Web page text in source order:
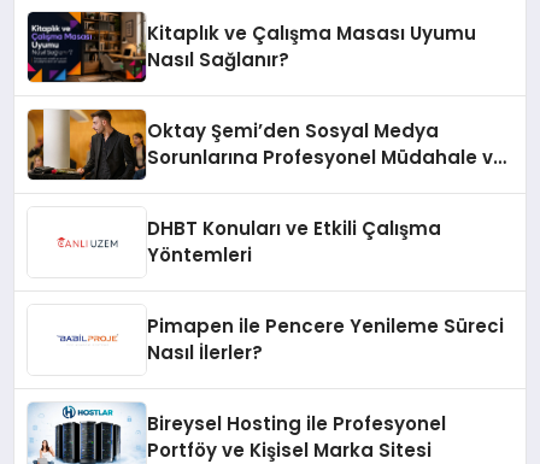
Kitaplık ve Çalışma Masası Uyumu
Nasıl Sağlanır?
Oktay Şemi’den Sosyal Medya
Sorunlarına Profesyonel Müdahale ve
DHBT Konuları ve Etkili Çalışma
Yöntemleri
Pimapen ile Pencere Yenileme Süreci
Nasıl İlerler?
Bireysel Hosting ile Profesyonel
Portföy ve Kişisel Marka Sitesi